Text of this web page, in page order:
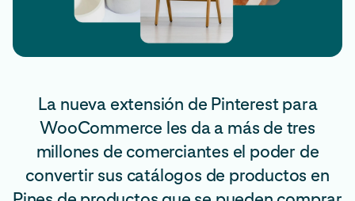
La nueva extensión de Pinterest para
WooCommerce les da a más de tres
millones de comerciantes el poder de
convertir sus catálogos de productos en